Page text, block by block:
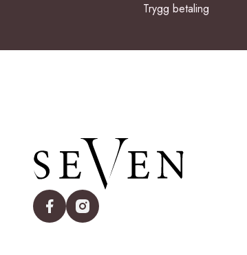
Trygg betaling
facebookinstagram